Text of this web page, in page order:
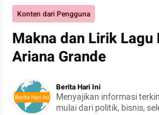
Konten dari Pengguna
Makna dan Lirik Lagu
Ariana Grande
Berita Hari Ini
Menyajikan informasi
mulai dari politik, bisnis,